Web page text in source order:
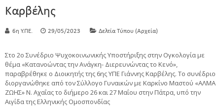
Καρβέλης
6η Υ.ΠΕ. 29/05/2023 Δελτία Τύπου (Αρχεία)
Στο 2ο Συνέδριο Ψυχοκοινωνικής Υποστήριξης στην Ογκολογία με
θέμα «Κατανοώντας την Ανάγκη- Διερευνώντας το Κενό»,
παραβρέθηκε ο Διοικητής της 6ης ΥΠΕ Γιάννης Καρβέλης. Το συνέδριο
διοργανώθηκε από τον Σύλλογο Γυναικών με Καρκίνο Μαστού «ΑΛΜΑ
ΖΩΗΣ» Ν. Αχαΐας το διήμερο 26 και 27 Μαΐου στην Πάτρα, υπό την
Αιγίδα της Ελληνικής Ομοσπονδίας